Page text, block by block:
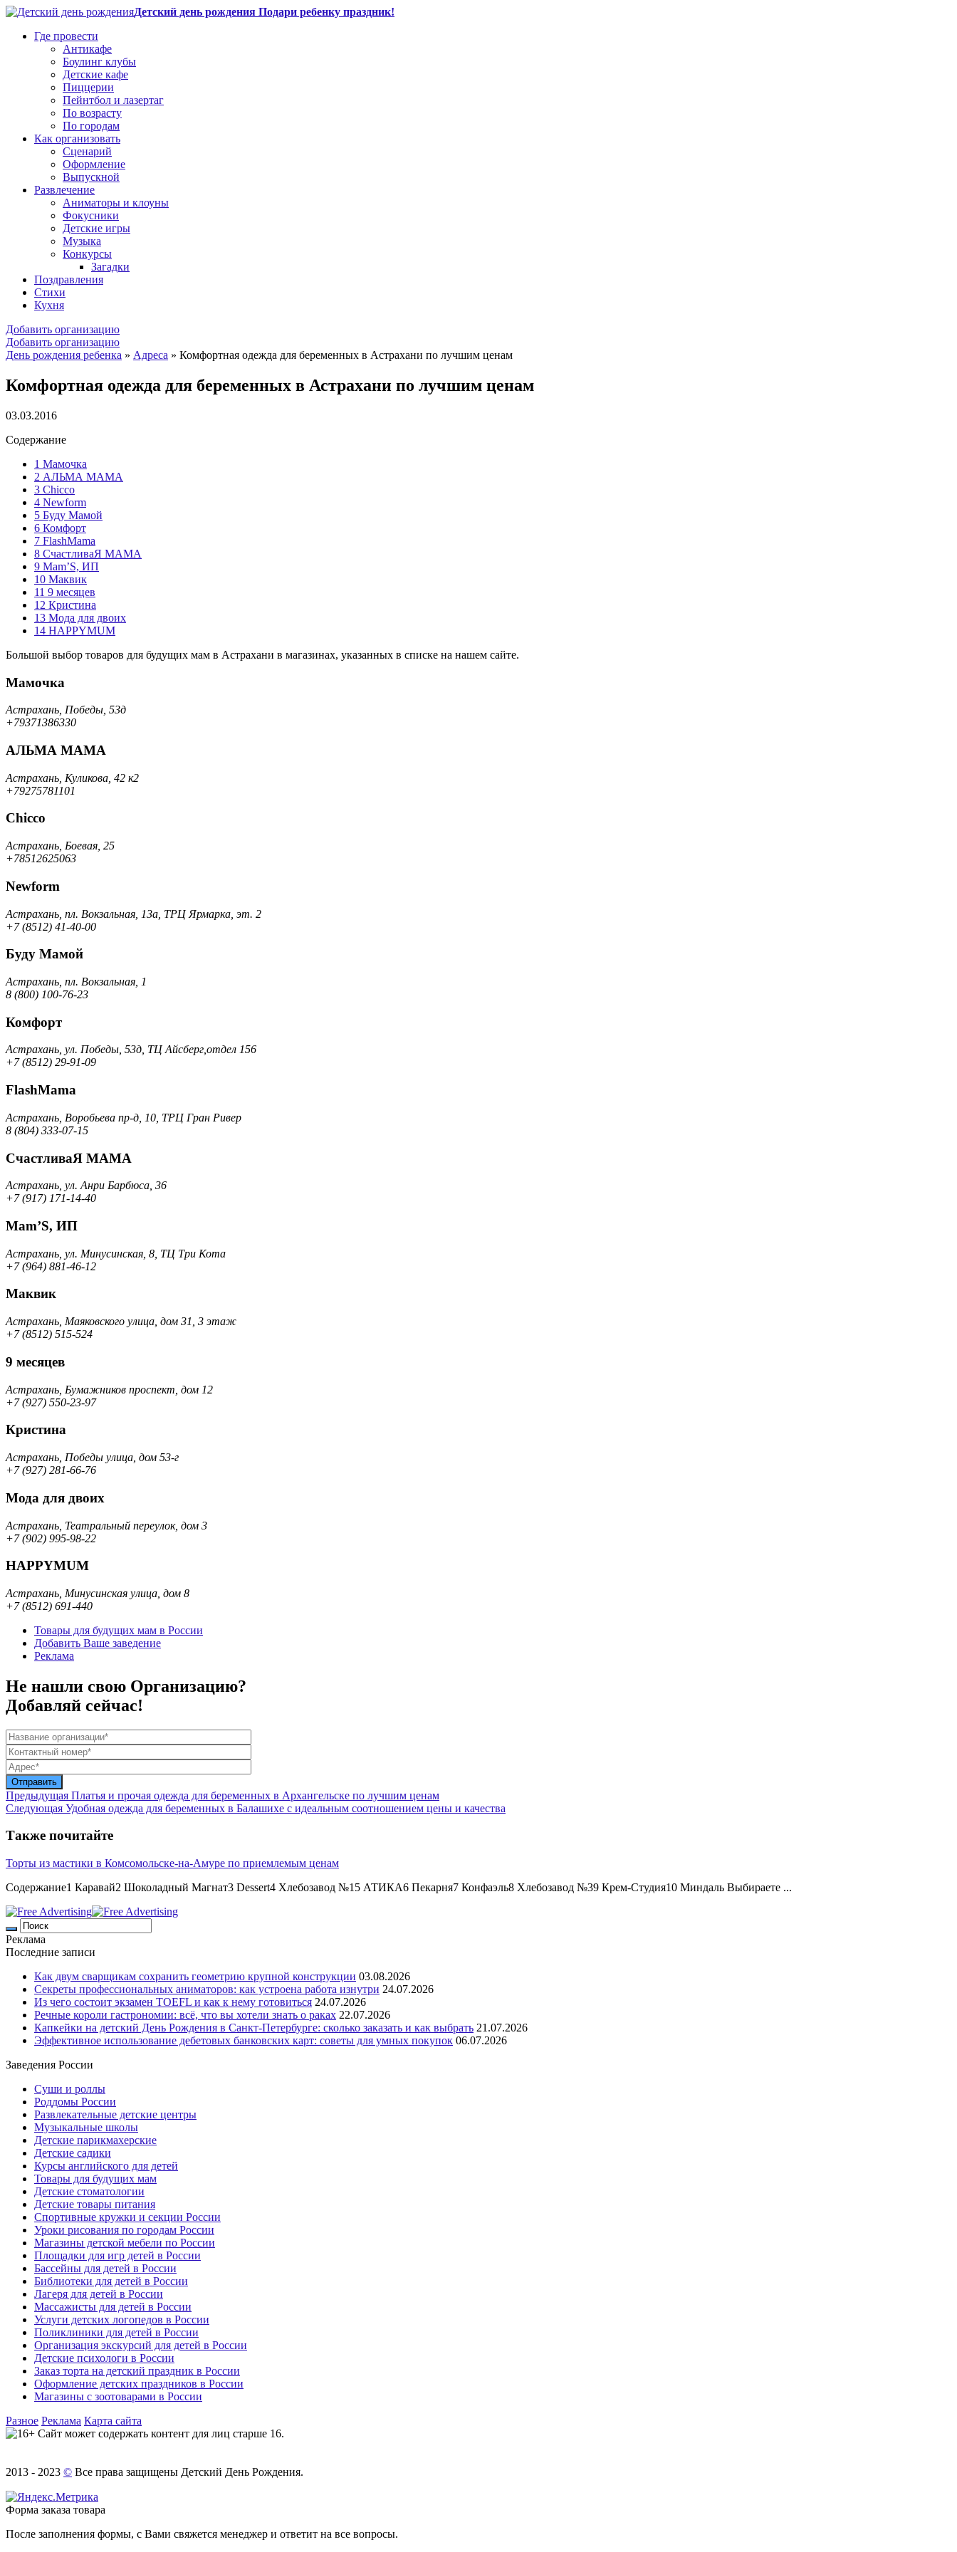
Детский день рождения Подари ребенку праздник!
Где провести
Антикафе
Боулинг клубы
Детские кафе
Пиццерии
Пейнтбол и лазертаг
По возрасту
По городам
Как организовать
Сценарий
Оформление
Выпускной
Развлечение
Аниматоры и клоуны
Фокусники
Детские игры
Музыка
Конкурсы
Загадки
Поздравления
Стихи
Кухня
Добавить организацию
Добавить организацию
День рождения ребенка » Адреса » Комфортная одежда для беременных в Астрахани по лучшим ценам
Комфортная одежда для беременных в Астрахани по лучшим ценам
03.03.2016
Содержание
1 Мамочка
2 АЛЬМА МАМА
3 Chicco
4 Newform
5 Буду Мамой
6 Комфорт
7 FlashMama
8 СчастливаЯ МАМА
9 Mam’S, ИП
10 Маквик
11 9 месяцев
12 Кристина
13 Мода для двоих
14 HAPPYMUM
Большой выбор товаров для будущих мам в Астрахани в магазинах, указанных в списке на нашем сайте.
Мамочка
Астрахань, Победы, 53д
+79371386330
АЛЬМА МАМА
Астрахань, Куликова, 42 к2
+79275781101
Chicco
Астрахань, Боевая, 25
+78512625063
Newform
Астрахань, пл. Вокзальная, 13а, ТРЦ Ярмарка, эт. 2
+7 (8512) 41-40-00
Буду Мамой
Астрахань, пл. Вокзальная, 1
8 (800) 100-76-23
Комфорт
Астрахань, ул. Победы, 53д, ТЦ Айсберг,отдел 156
+7 (8512) 29-91-09
FlashMama
Астрахань, Воробьева пр-д, 10, ТРЦ Гран Ривер
8 (804) 333-07-15
СчастливаЯ МАМА
Астрахань, ул. Анри Барбюса, 36
+7 (917) 171-14-40
Mam’S, ИП
Астрахань, ул. Минусинская, 8, ТЦ Три Кота
+7 (964) 881-46-12
Маквик
Астрахань, Маяковского улица, дом 31, 3 этаж
+7 (8512) 515-524
9 месяцев
Астрахань, Бумажников проспект, дом 12
+7 (927) 550-23-97
Кристина
Астрахань, Победы улица, дом 53-г
+7 (927) 281-66-76
Мода для двоих
Астрахань, Театральный переулок, дом 3
+7 (902) 995-98-22
HAPPYMUM
Астрахань, Минусинская улица, дом 8
+7 (8512) 691-440
Товары для будущих мам в России
Добавить Ваше заведение
Реклама
Не нашли свою Организацию?
Добавляй сейчас!
Предыдущая Платья и прочая одежда для беременных в Архангельске по лучшим ценам
Следующая Удобная одежда для беременных в Балашихе с идеальным соотношением цены и качества
Также почитайте
Торты из мастики в Комсомольске-на-Амуре по приемлемым ценам
Содержание1 Каравай2 Шоколадный Магнат3 Dessert4 Хлебозавод №15 АТИКА6 Пекарня7 Конфаэль8 Хлебозавод №39 Крем-Студия10 Миндаль Выбираете ...
Реклама
Последние записи
Как двум сварщикам сохранить геометрию крупной конструкции 03.08.2026
Секреты профессиональных аниматоров: как устроена работа изнутри 24.07.2026
Из чего состоит экзамен TOEFL и как к нему готовиться 24.07.2026
Речные короли гастрономии: всё, что вы хотели знать о раках 22.07.2026
Капкейки на детский День Рождения в Санкт-Петербурге: сколько заказать и как выбрать 21.07.2026
Эффективное использование дебетовых банковских карт: советы для умных покупок 06.07.2026
Заведения России
Суши и роллы
Роддомы России
Развлекательные детские центры
Музыкальные школы
Детские парикмахерские
Детские садики
Курсы английского для детей
Товары для будущих мам
Детские стоматологии
Детские товары питания
Спортивные кружки и секции России
Уроки рисования по городам России
Магазины детской мебели по России
Площадки для игр детей в России
Бассейны для детей в России
Библиотеки для детей в России
Лагеря для детей в России
Массажисты для детей в России
Услуги детских логопедов в России
Поликлиники для детей в России
Организация экскурсий для детей в России
Детские психологи в России
Заказ торта на детский праздник в России
Оформление детских праздников в России
Магазины с зоотоварами в России
Разное Реклама Карта сайта
Сайт может содержать контент для лиц старше 16.
2013 - 2023 © Все права защищены Детский День Рождения.
Форма заказа товара
После заполнения формы, с Вами свяжется менеджер и ответит на все вопросы.